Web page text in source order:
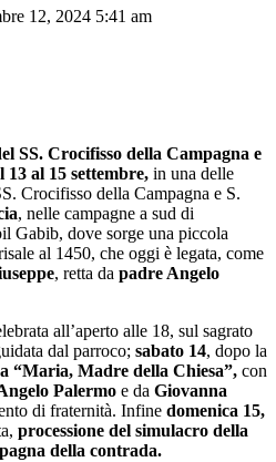
12, 2024 5:41 am
SS. Crocifisso della Campagna e
al 15 settembre, in una delle
Crocifisso della Campagna e S.
, nelle campagne a sud di
Gabib, dove sorge una piccola
al 1450, che oggi è legata, come
, retta da padre Angelo
all’aperto alle 18, sul sagrato
dal parroco; sabato 14, dopo la
“Maria, Madre della Chiesa”, con
Palermo e da Giovanna
di fraternità. Infine domenica 15,
processione del simulacro della
della contrada.